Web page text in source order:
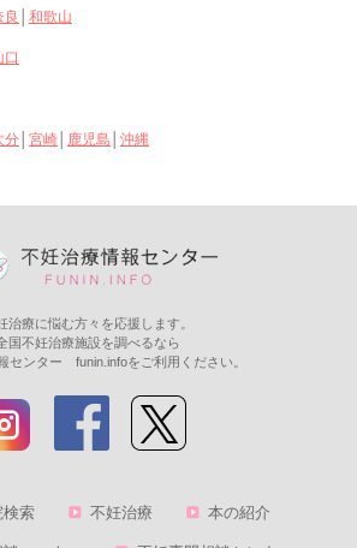
良 和歌山
口
分 宮崎 鹿児島 沖縄
治療に悩む方々を応援します。
国不妊治療施設を調べるなら
センター funin.infoをご利用ください。
検索 不妊治療 本の紹介